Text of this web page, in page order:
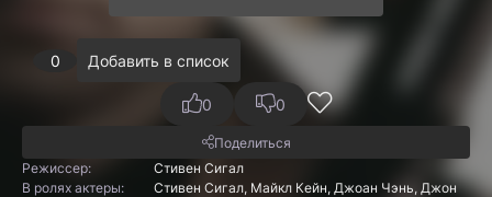
0 Добавить в список
0 0
Поделиться
Режиссер:
Стивен Сигал
В ролях актеры:
Стивен Сигал, Майкл Кейн, Джоан Чэнь, Джон